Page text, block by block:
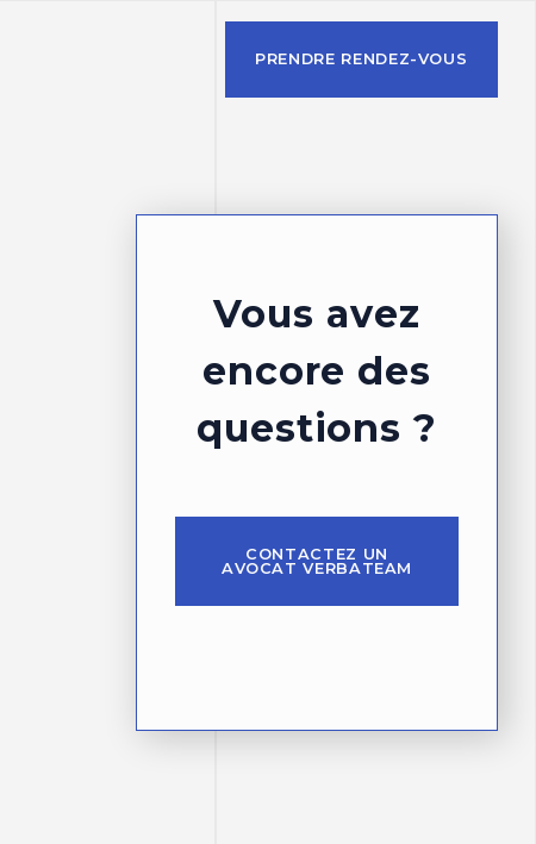
PRENDRE RENDEZ-VOUS
Vous avez
encore des
questions ?
CONTACTEZ UN
AVOCAT VERBATEAM